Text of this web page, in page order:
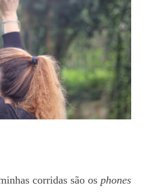
corridas são os phones